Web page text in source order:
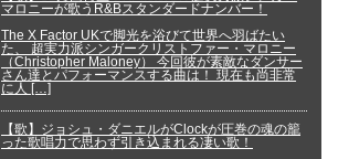
マロニーが歌うR&Bスタンダードナンバー！
The X Factor UKで脚光を浴びて世界へ羽ばたい
た、 超実力派シンガークリストファー・マロニー
（Christopher Maloney） 今回彼が素敵なダンサー
さん達とパフォーマンスする曲は！ 現在も尚非常
に人 […]
【歌】ジョシュ・ダニエルがClockが圧巻の魂の籠
った歌唱力で思わず引き込まれる凄い歌！